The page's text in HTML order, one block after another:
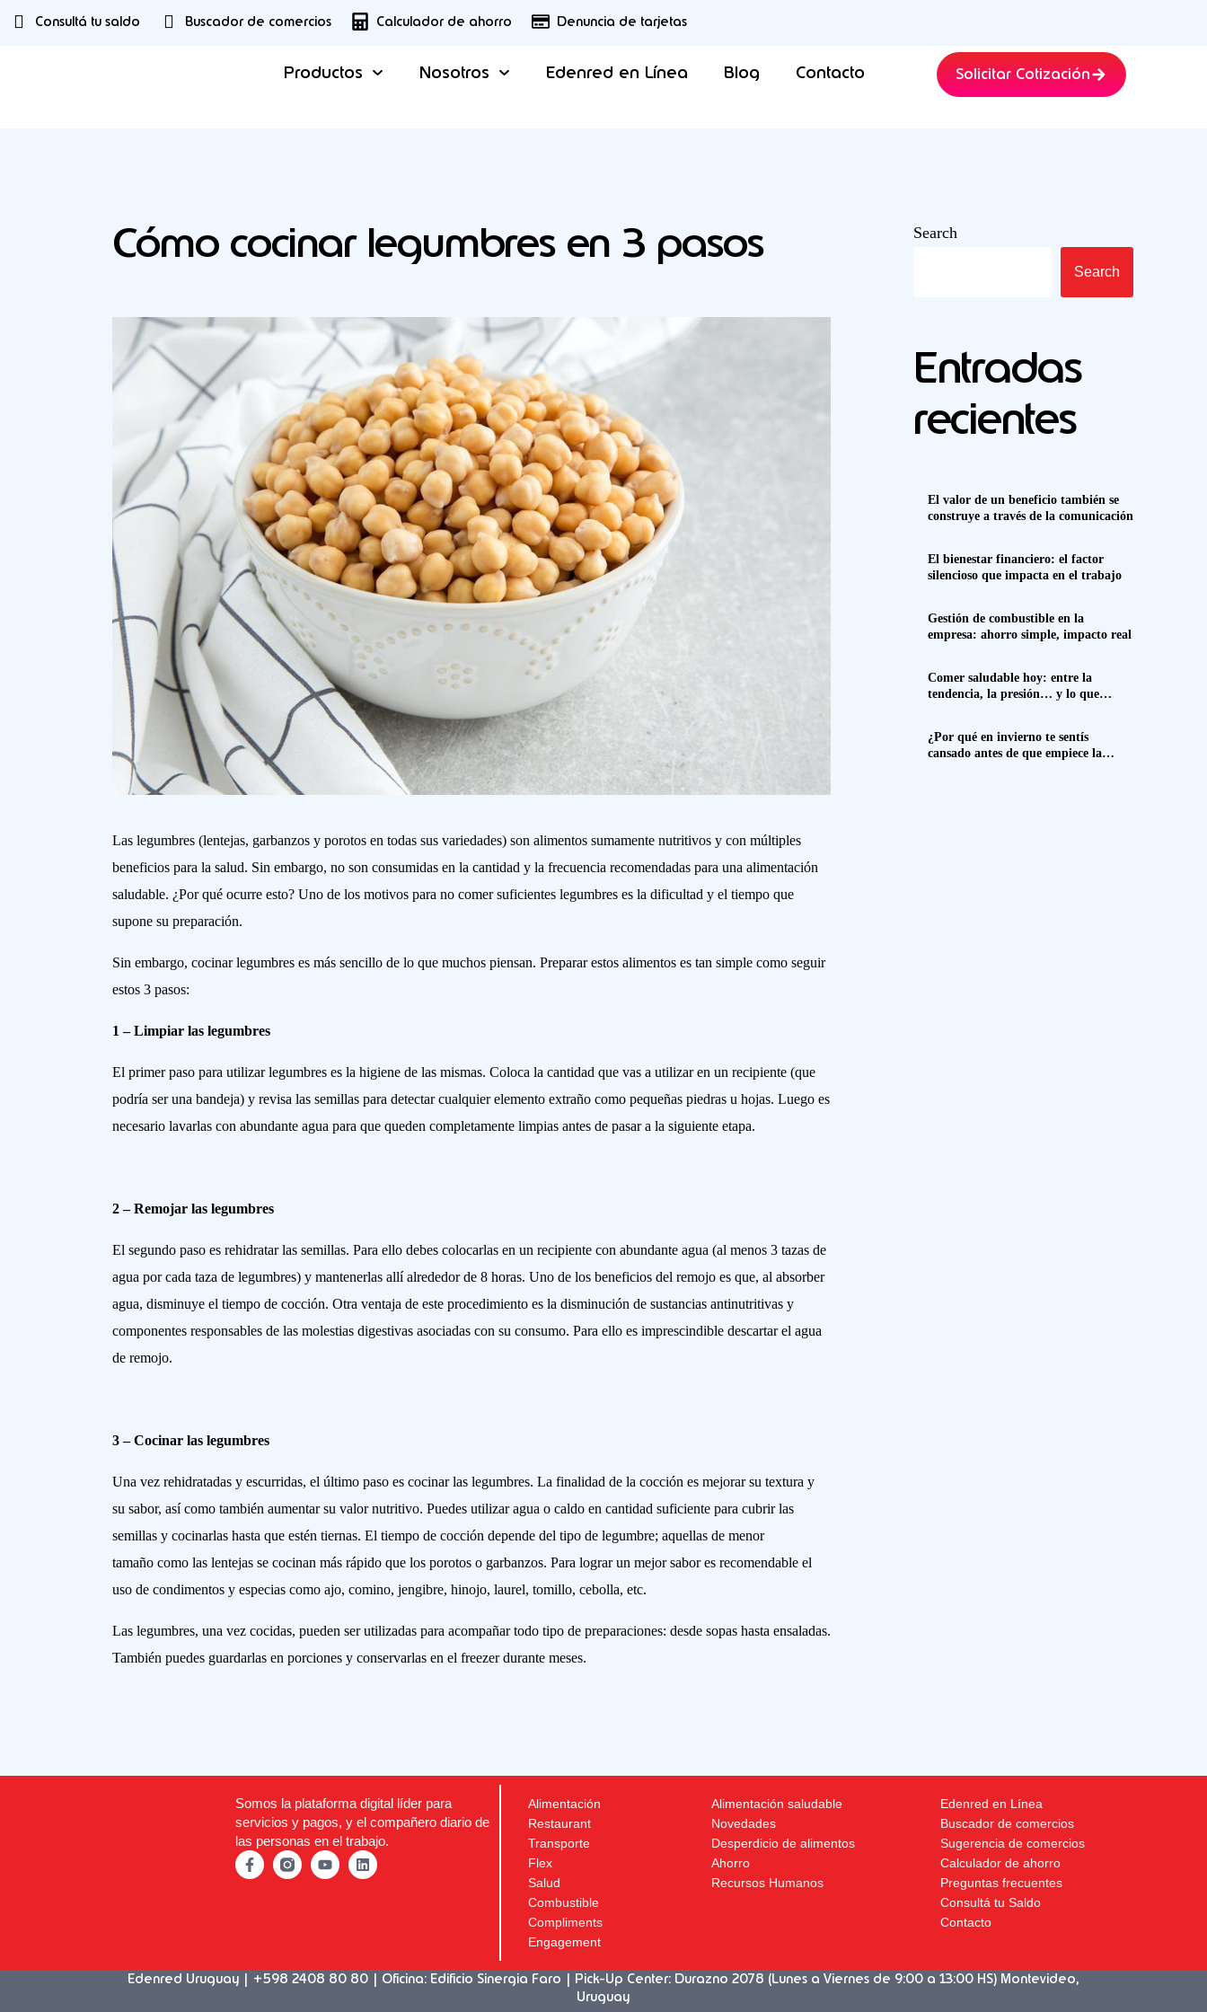
Consultá tu saldo Buscador de comercios Calculador de ahorro Denuncia de tarjetas
Productos Nosotros Edenred en Línea Blog Contacto Solicitar Cotización
Cómo cocinar legumbres en 3 pasos
Las legumbres (lentejas, garbanzos y porotos en todas sus variedades) son alimentos sumamente nutritivos y con múltiples
beneficios para la salud. Sin embargo, no son consumidas en la cantidad y la frecuencia recomendadas para una alimentación
saludable. ¿Por qué ocurre esto? Uno de los motivos para no comer suficientes legumbres es la dificultad y el tiempo que
supone su preparación.
Sin embargo, cocinar legumbres es más sencillo de lo que muchos piensan. Preparar estos alimentos es tan simple como seguir
estos 3 pasos:
1 – Limpiar las legumbres
El primer paso para utilizar legumbres es la higiene de las mismas. Coloca la cantidad que vas a utilizar en un recipiente (que
podría ser una bandeja) y revisa las semillas para detectar cualquier elemento extraño como pequeñas piedras u hojas. Luego es
necesario lavarlas con abundante agua para que queden completamente limpias antes de pasar a la siguiente etapa.
2 – Remojar las legumbres
El segundo paso es rehidratar las semillas. Para ello debes colocarlas en un recipiente con abundante agua (al menos 3 tazas de
agua por cada taza de legumbres) y mantenerlas allí alrededor de 8 horas. Uno de los beneficios del remojo es que, al absorber
agua, disminuye el tiempo de cocción. Otra ventaja de este procedimiento es la disminución de sustancias antinutritivas y
componentes responsables de las molestias digestivas asociadas con su consumo. Para ello es imprescindible descartar el agua
de remojo.
3 – Cocinar las legumbres
Una vez rehidratadas y escurridas, el último paso es cocinar las legumbres. La finalidad de la cocción es mejorar su textura y
su sabor, así como también aumentar su valor nutritivo. Puedes utilizar agua o caldo en cantidad suficiente para cubrir las
semillas y cocinarlas hasta que estén tiernas. El tiempo de cocción depende del tipo de legumbre; aquellas de menor
tamaño como las lentejas se cocinan más rápido que los porotos o garbanzos. Para lograr un mejor sabor es recomendable el
uso de condimentos y especias como ajo, comino, jengibre, hinojo, laurel, tomillo, cebolla, etc.
Las legumbres, una vez cocidas, pueden ser utilizadas para acompañar todo tipo de preparaciones: desde sopas hasta ensaladas.
También puedes guardarlas en porciones y conservarlas en el freezer durante meses.
Search
Search
Entradas
recientes
El valor de un beneficio también se
construye a través de la comunicación
El bienestar financiero: el factor
silencioso que impacta en el trabajo
Gestión de combustible en la
empresa: ahorro simple, impacto real
Comer saludable hoy: entre la
tendencia, la presión… y lo que
¿Por qué en invierno te sentís
cansado antes de que empiece la
Somos la plataforma digital líder para
servicios y pagos, y el compañero diario de
las personas en el trabajo.
Alimentación
Restaurant
Transporte
Flex
Salud
Combustible
Compliments
Engagement
Alimentación saludable
Novedades
Desperdicio de alimentos
Ahorro
Recursos Humanos
Edenred en Línea
Buscador de comercios
Sugerencia de comercios
Calculador de ahorro
Preguntas frecuentes
Consultá tu Saldo
Contacto
Edenred Uruguay | +598 2408 80 80 | Oficina: Edificio Sinergia Faro | Pick-Up Center: Durazno 2078 (Lunes a Viernes de 9:00 a 13:00 HS) Montevideo,
Uruguay